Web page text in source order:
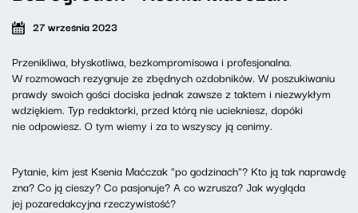
27 września 2023
Przenikliwa, błyskotliwa, bezkompromisowa i profesjonalna.
W rozmowach rezygnuje ze zbędnych ozdobników. W poszukiwaniu
prawdy swoich gości dociska jednak zawsze z taktem i niezwykłym
wdziękiem. Typ redaktorki, przed którą nie uciekniesz, dopóki
nie odpowiesz. O tym wiemy i za to wszyscy ją cenimy.
Pytanie, kim jest Ksenia Maćczak "po godzinach"? Kto ją tak naprawdę
zna? Co ją cieszy? Co pasjonuje? A co wzrusza? Jak wygląda
jej pozaredakcyjna rzeczywistość?